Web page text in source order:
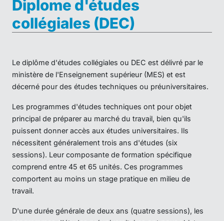
Diplome d'études
collégiales (DEC)
Le diplôme d'études collégiales ou DEC est délivré par le
ministère de l'Enseignement supérieur (MES) et est
décerné pour des études techniques ou préuniversitaires.
Les programmes d'études techniques ont pour objet
principal de préparer au marché du travail, bien qu'ils
puissent donner accès aux études universitaires. Ils
nécessitent généralement trois ans d'études (six
sessions). Leur composante de formation spécifique
comprend entre 45 et 65 unités. Ces programmes
comportent au moins un stage pratique en milieu de
travail.
D'une durée générale de deux ans (quatre sessions), les